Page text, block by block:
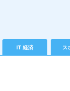
IT 経済 ス